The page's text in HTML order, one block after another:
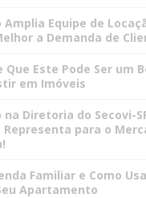
Amplia Equipe de
a Demanda de
Que Este Pode Ser um
em Imóveis
Diretoria do Secovi-
Representa para o
Familiar e Como
Apartamento